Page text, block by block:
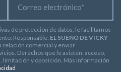
de protección de datos, le facilitamos
Responsable: EL SUEÑO DE VICKY
relación comercial y enviar
Derechos que le asisten: acceso,
y oposición. Más información